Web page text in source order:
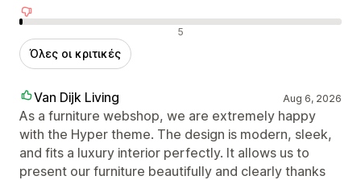
Αρνητικές κριτικές 5
Όλες οι κριτικές
Van Dijk Living Aug 6, 2026
As a furniture webshop, we are extremely happy
with the Hyper theme. The design is modern, sleek,
and fits a luxury interior perfectly. It allows us to
present our furniture beautifully and clearly thanks